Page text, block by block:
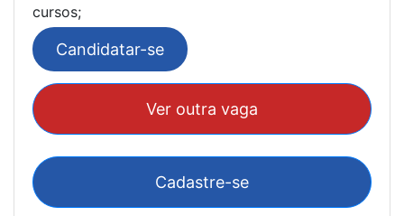
cursos;
Candidatar-se
Ver outra vaga
Cadastre-se